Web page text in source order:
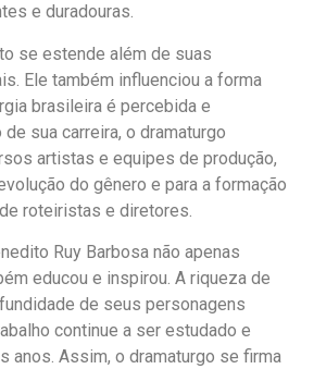
e duradouras.
se estende além de suas
Ele também influenciou a forma
brasileira é percebida e
sua carreira, o dramaturgo
artistas e equipes de produção,
do gênero e para a formação
roteiristas e diretores.
Ruy Barbosa não apenas
educou e inspirou. A riqueza de
de seus personagens
continue a ser estudado e
anos. Assim, o dramaturgo se firma